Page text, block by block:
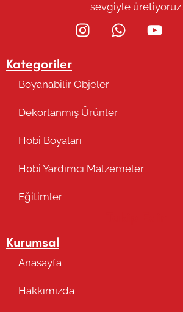
sevgiyle üretiyoruz.
Kategoriler
Boyanabilir Objeler
Dekorlanmış Ürünler
Hobi Boyaları
Hobi Yardımcı Malzemeler
Eğitimler
Kurumsal
Anasayfa
Hakkımızda